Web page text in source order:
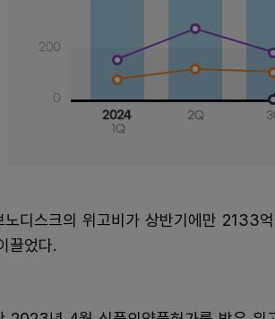
노디스크의 위고비가 상반기에만 2133
끌었다.